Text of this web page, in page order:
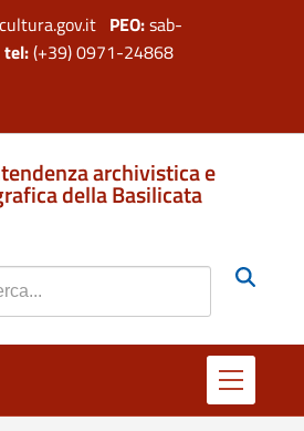
PEO:sab-
tel:(+39) 0971-24868
archivistica e
della Basilicata
nel sito